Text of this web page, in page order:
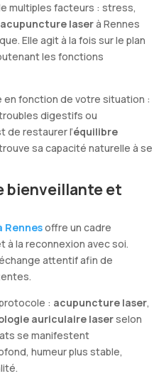
multiples facteurs : stress,
acupuncture laserà Rennes
Elle agit à la fois sur le plan
les fonctions
en fonction de votre situation :
digestifs ou
de restaurer l’équilibre
sa capacité naturelle à se
bienveillante et
Rennesoffre un cadre
à la reconnexion avec soi.
attentif afin de
: acupuncture laser,
auriculaire laserselon
se manifestent
humeur plus stable,